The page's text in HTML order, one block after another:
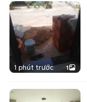
1 phút trước 1